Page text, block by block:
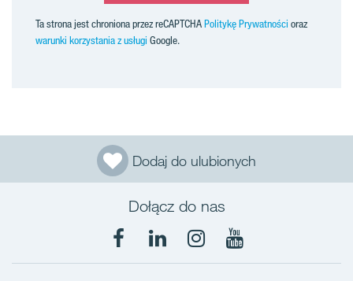
Dodaj do ulubionych
Ta strona jest chroniona przez reCAPTCHAPolitykę Prywatności oraz
warunki korzystania z usługi Google.
Dołącz do nas
Facebook
LinkedInInstagram
YouTube